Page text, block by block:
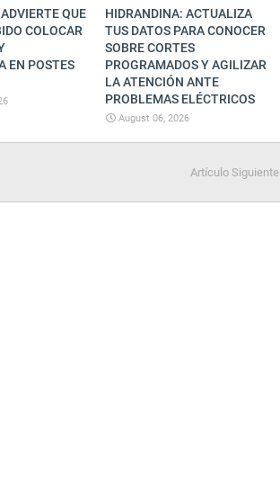
QUE
COLOCAR
EN POSTES
HIDRANDINA: ACTUALIZA
TUS DATOS PARA CONOCER
SOBRE CORTES
PROGRAMADOS Y AGILIZAR
LA ATENCIÓN ANTE
PROBLEMAS ELÉCTRICOS
August 06, 2026
Artículo Siguiente